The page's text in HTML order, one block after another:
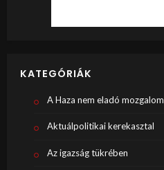
KATEGÓRIÁK
A Haza nem eladó mozgalom
Aktuálpolitikai kerekasztal
Az igazság tükrében